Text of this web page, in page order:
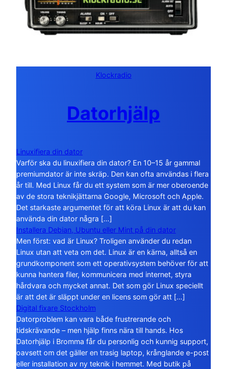
Klockradio
Datorhjälp
Linuxifiera din dator
Varför ska du linuxifiera din dator? En 10–15 år gammal
premiumdator är inte skräp. Den kan ofta användas i flera
år till. Med Linux får du ett system som är mer oberoende
av de stora teknikjättarna Google, Microsoft och Apple.
Det starkaste argumentet för att köra Linux är att du kan
använda din dator några […]
Installera Debian, Ubuntu eller Mint på din dator
Men först: vad är Linux? Troligen använder du redan
Linux utan att veta om det. Linux är en kärna, alltså en
grundkomponent som ett operativsystem behöver för att
kunna hantera filer, kommunicera med internet, styra
hårdvara och mycket annat. Det som gör Linux speciellt
är att det är släppt under en licens som gör att […]
Digital fixare Stockholm
Datorproblem kan vara både frustrerande och
tidskrävande – men hjälp finns nära till hands. Hos
Datorhjälp i Bromma får du personlig och kunnig support,
oavsett om det gäller en trasig laptop, krånglande e-post
eller installation av ny teknik i hemmet. Med butik på